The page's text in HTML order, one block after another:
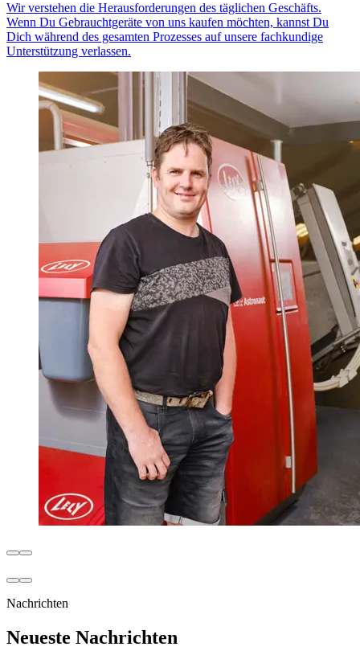
Wir verstehen die Herausforderungen des täglichen Geschäfts.
Wenn Du Gebrauchtgeräte von uns kaufen möchten, kannst Du
Dich während des gesamten Prozesses auf unsere fachkundige
Unterstützung verlassen.
Nachrichten
Neueste Nachrichten